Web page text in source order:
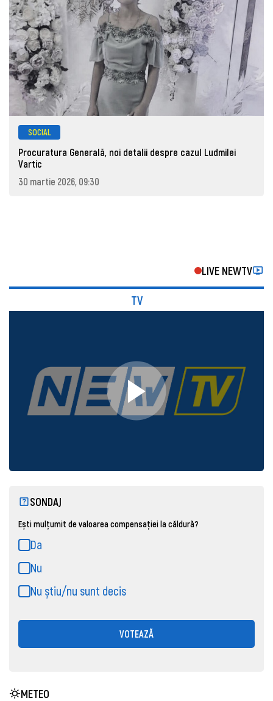
SOCIAL
Procuratura Generală, noi detalii despre cazul Ludmilei
Vartic
30 martie 2026, 09:30
LIVE NEWTV
TV
SONDAJ
Ești mulțumit de valoarea compensației la căldură?
Da
Nu
Nu știu/nu sunt decis
VOTEAZĂ
METEO